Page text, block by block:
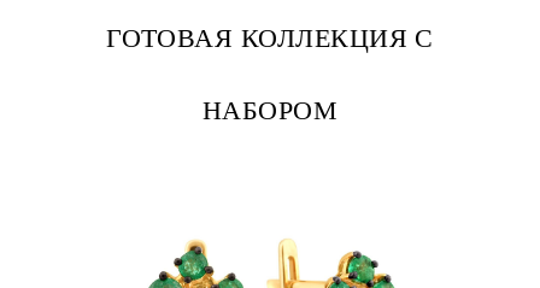
ГОТОВАЯ КОЛЛЕКЦИЯ С
НАБОРОМ